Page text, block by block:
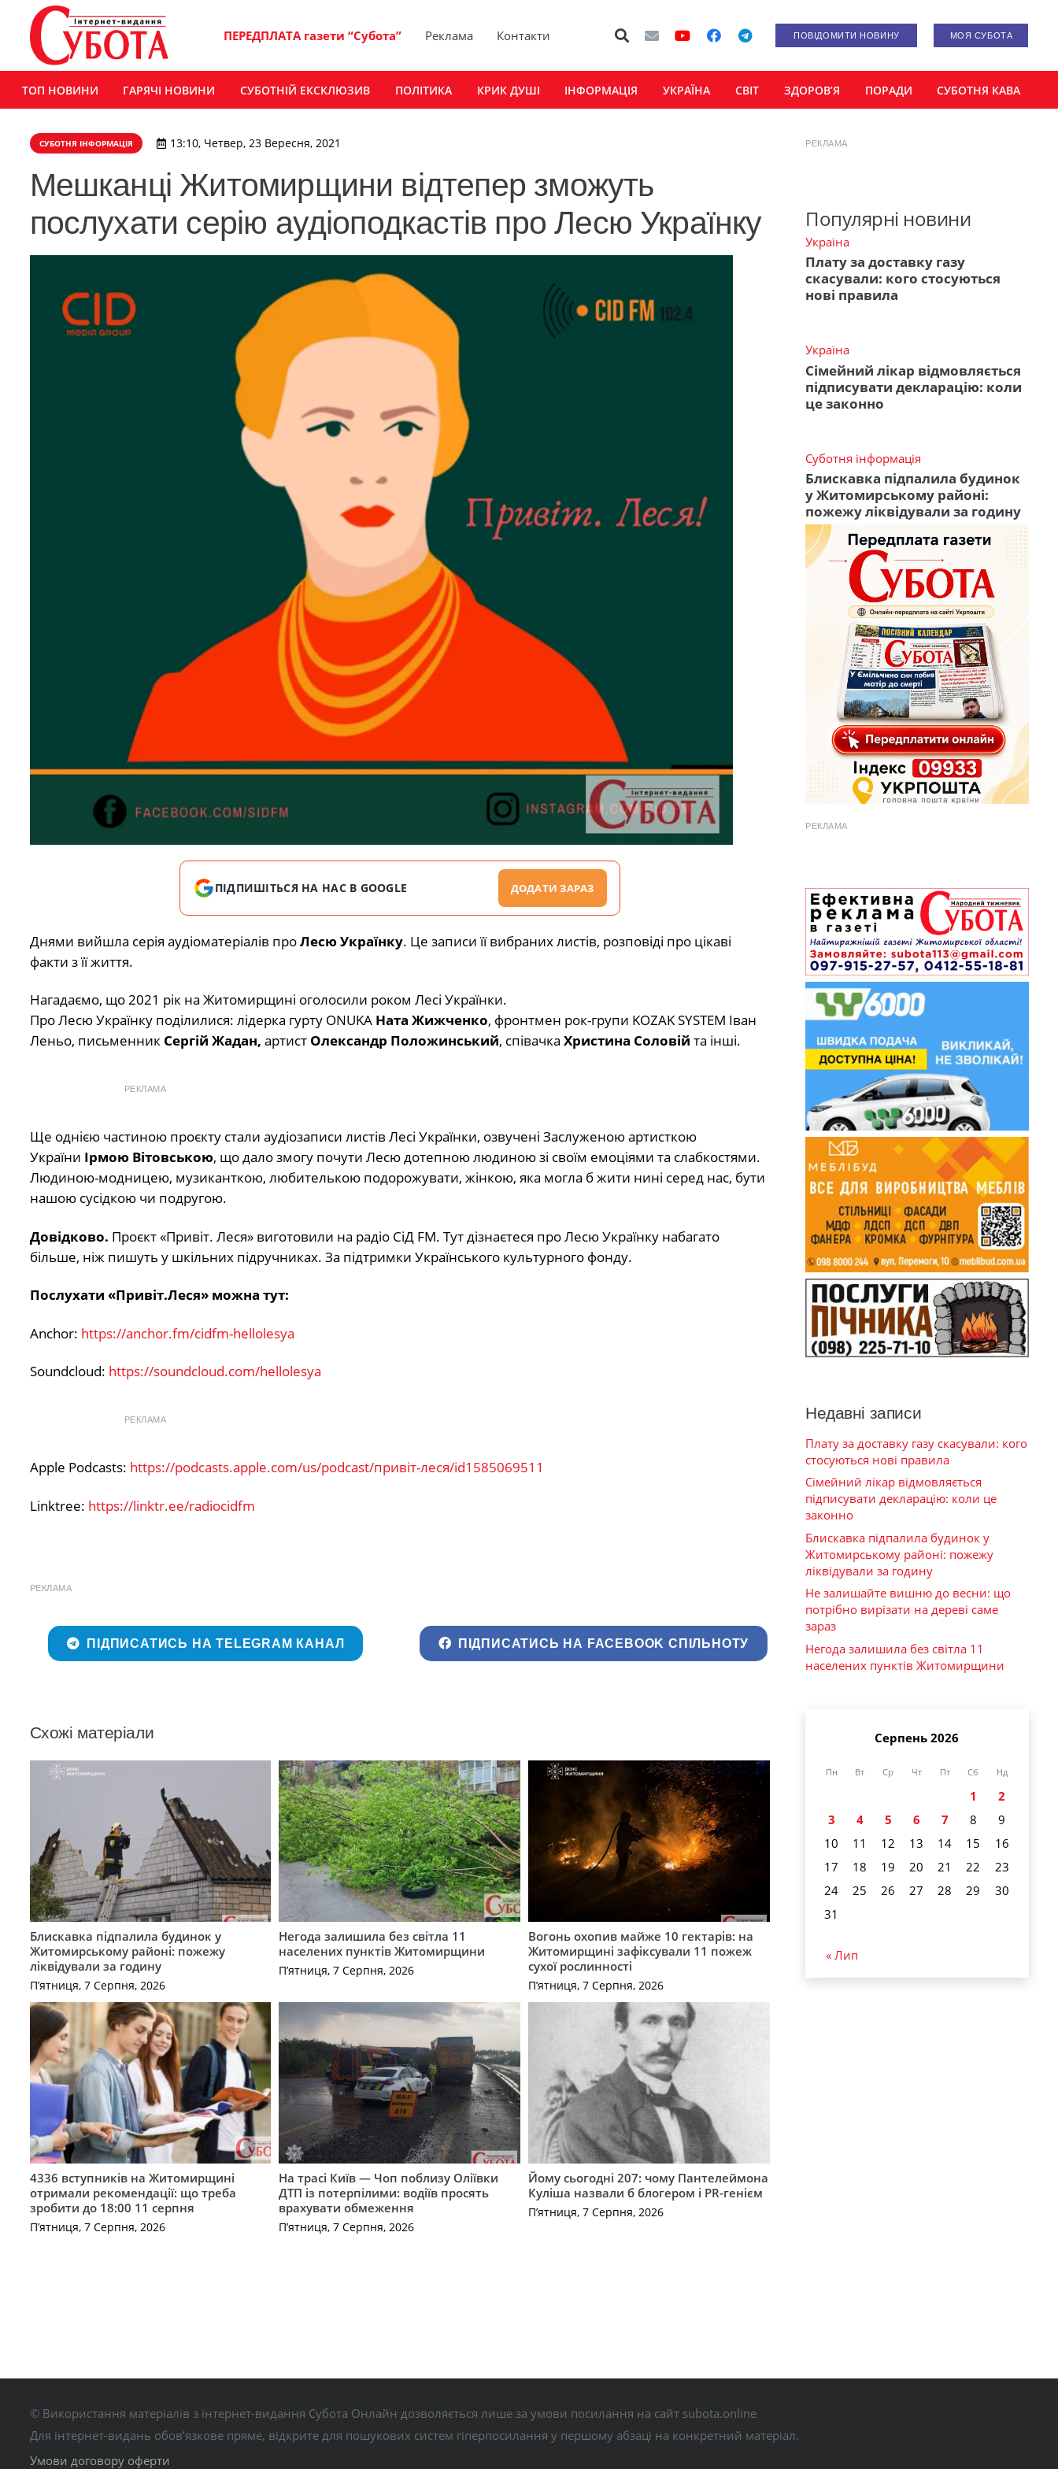
ПЕРЕДПЛАТА газети “Субота” Реклама Контакти ПОВІДОМИТИ НОВИНУ МОЯ СУБОТА
ТОП НОВИНИ ГАРЯЧІ НОВИНИ СУБОТНІЙ ЕКСКЛЮЗИВ ПОЛІТИКА КРИК ДУШІ ІНФОРМАЦІЯ УКРАЇНА СВІТ ЗДОРОВ’Я ПОРАДИ СУБОТНЯ КАВА
СУБОТНЯ ІНФОРМАЦІЯ 13:10, Четвер, 23 Вересня, 2021
Мешканці Житомирщини відтепер зможуть
послухати серію аудіоподкастів про Лесю Українку
ПІДПИШІТЬСЯ НА НАС В GOOGLE ДОДАТИ ЗАРАЗ
Днями вийшла серія аудіоматеріалів проЛесю Українку. Це записи її вибраних листів, розповіді про цікаві
факти з її життя.
Нагадаємо, що 2021 рік на Житомирщині оголосили роком Лесі Українки.
Про Лесю Українку поділилися: лідерка гурту ONUKAНата Жижченко, фронтмен рок-групи KOZAK SYSTEM Іван
Леньо, письменник Сергій Жадан, артист Олександр Положинський, співачка Христина Соловій та інші.
РЕКЛАМА
Ще однією частиною проєкту стали аудіозаписи листів Лесі Українки, озвучені Заслуженою артисткою
України Ірмою Вітовською, що дало змогу почути Лесю дотепною людиною зі своїм емоціями та слабкостями.
Людиною-модницею, музиканткою, любителькою подорожувати, жінкою, яка могла б жити нині серед нас, бути
нашою сусідкою чи подругою.
Довідково. Проєкт «Привіт. Леся» виготовили на радіо СіД FM. Тут дізнаєтеся про Лесю Українку набагато
більше, ніж пишуть у шкільних підручниках. За підтримки Українського культурного фонду.
Послухати «Привіт.Леся» можна тут:
Anchor: https://anchor.fm/cidfm-hellolesya
Soundcloud: https://soundcloud.com/hellolesya
РЕКЛАМА
Apple Podcasts: https://podcasts.apple.com/us/podcast/привіт-леся/id1585069511
Linktree: https://linktr.ee/radiocidfm
РЕКЛАМА
ПІДПИСАТИСЬ НА TELEGRAM КАНАЛ ПІДПИСАТИСЬ НА FACEBOOK СПІЛЬНОТУ
Схожі матеріали
Блискавка підпалила будинок у
Житомирському районі: пожежу
ліквідували за годину
П’ятниця, 7 Серпня, 2026
Негода залишила без світла 11
населених пунктів Житомирщини
П’ятниця, 7 Серпня, 2026
Вогонь охопив майже 10 гектарів: на
Житомирщині зафіксували 11 пожеж
сухої рослинності
П’ятниця, 7 Серпня, 2026
4336 вступників на Житомирщині
отримали рекомендації: що треба
зробити до 18:00 11 серпня
П’ятниця, 7 Серпня, 2026
На трасі Київ — Чоп поблизу Оліївки
ДТП із потерпілими: водіїв просять
врахувати обмеження
П’ятниця, 7 Серпня, 2026
Йому сьогодні 207: чому Пантелеймона
Куліша назвали б блогером і PR-генієм
П’ятниця, 7 Серпня, 2026
РЕКЛАМА
Популярні новини
Україна
Плату за доставку газу
скасували: кого стосуються
нові правила
Україна
Сімейний лікар відмовляється
підписувати декларацію: коли
це законно
Суботня інформація
Блискавка підпалила будинок
у Житомирському районі:
пожежу ліквідували за годину
РЕКЛАМА
Недавні записи
Плату за доставку газу скасували: кого
стосуються нові правила
Сімейний лікар відмовляється
підписувати декларацію: коли це
законно
Блискавка підпалила будинок у
Житомирському районі: пожежу
ліквідували за годину
Не залишайте вишню до весни: що
потрібно вирізати на дереві саме
зараз
Негода залишила без світла 11
населених пунктів Житомирщини
Серпень 2026
Пн Вт Ср Чт Пт Сб Нд
1
2
3
4 5 6 7 8
9
10
11 12 13 14 15
16
17
18 19 20 21 22
23
24
25 26 27 28 29
30
31
« Лип
© Використання матеріалів з інтернет-видання Субота Онлайн дозволяється лише за умови посилання на сайт subota.online
Для інтернет-видань обов’язкове пряме, відкрите для пошукових систем гіперпосилання у першому абзаці на конкретний матеріал.
Умови договору оферти